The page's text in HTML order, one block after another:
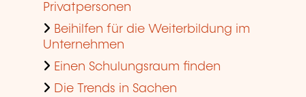
Privatpersonen
Beihilfen für die Weiterbildung im
Unternehmen
Einen Schulungsraum finden
Die Trends in Sachen